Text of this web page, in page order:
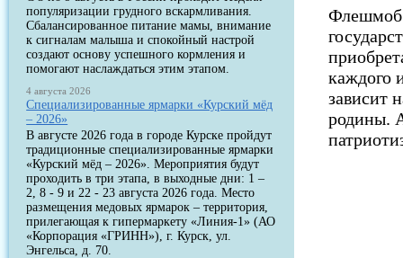
популяризации грудного вскармливания.
Сбалансированное питание мамы, внимание
к сигналам малыша и спокойный настрой
создают основу успешного кормления и
помогают наслаждаться этим этапом.
4 августа 2026
Специализированные ярмарки «Курский мёд
– 2026»
В августе 2026 года в городе Курске пройдут
традиционные специализированные ярмарки
«Курский мёд – 2026». Мероприятия будут
проходить в три этапа, в выходные дни: 1 –
2, 8 - 9 и 22 - 23 августа 2026 года. Место
размещения медовых ярмарок – территория,
прилегающая к гипермаркету «Линия-1» (АО
«Корпорация «ГРИНН»), г. Курск, ул.
Энгельса, д. 70.
Флешмоб
каждого
зависит
родины.